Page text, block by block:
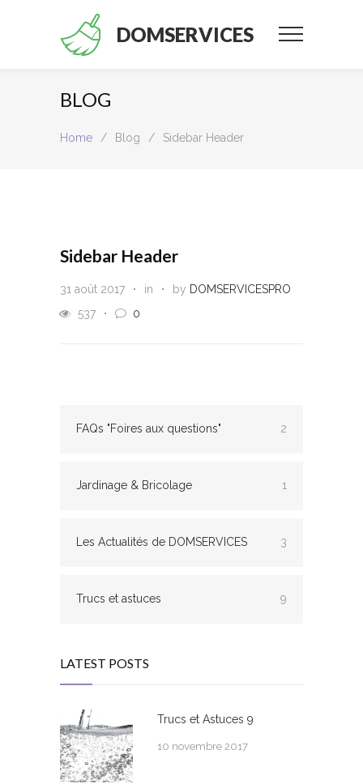
DOMSERVICES
BLOG
Home / Blog / Sidebar Header
Sidebar Header
31 août 2017 in by DOMSERVICESPRO
537
0
FAQs "Foires aux questions" 2
Jardinage & Bricolage 1
Les Actualités de DOMSERVICES 3
Trucs et astuces 9
LATEST POSTS
Trucs et Astuces 9
10 novembre 2017